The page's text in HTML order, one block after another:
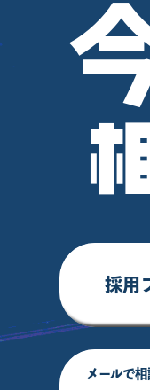
相
採用
メールで相